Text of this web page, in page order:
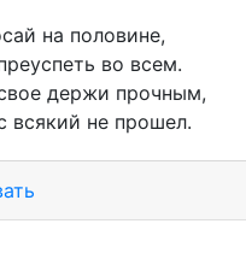
на половине,
во всем.
держи прочным,
всякий не прошел.